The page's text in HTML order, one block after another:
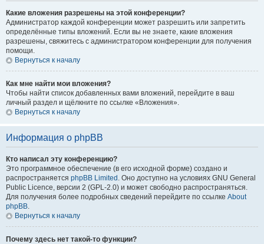
Какие вложения разрешены на этой конференции?
Администратор каждой конференции может разрешить или запретить
определённые типы вложений. Если вы не знаете, какие вложения
разрешены, свяжитесь с администратором конференции для получения
помощи.
Вернуться к началу
Как мне найти мои вложения?
Чтобы найти список добавленных вами вложений, перейдите в ваш
личный раздел и щёлкните по ссылке «Вложения».
Вернуться к началу
Информация о phpBB
Кто написал эту конференцию?
Это программное обеспечение (в его исходной форме) создано и
распространяется phpBB Limited . Оно доступно на условиях GNU General
Public Licence, версии 2 (GPL-2.0) и может свободно распространяться.
Для получения более подробных сведений перейдите по ссылке About
phpBB.
Вернуться к началу
Почему здесь нет такой-то функции?